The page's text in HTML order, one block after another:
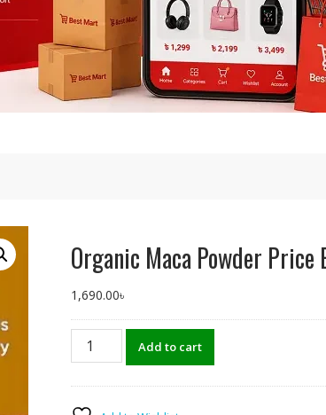
Organic Maca Powder Price
1,690.00৳
Organic
Maca
Add to cart